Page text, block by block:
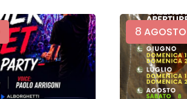
8 AGOSTO